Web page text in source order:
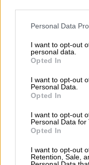
Please note that this
not limited to your
grant or deny consent
use your data for
consent section.
Personal Data
I want to opt-out
personal data.
Opted In
I want to opt-out
Personal Data.
Opted In
I want to opt-out
Personal Data for
Opted In
I want to opt-out
Retention, Sale,
οικονομικά της
έχει καταφέρει
ανεργία και
γίνεται
βελτιώνοντας
αποτύπωμα.
Η πρόκληση